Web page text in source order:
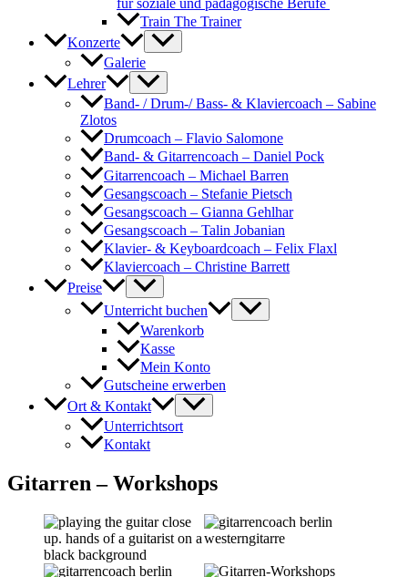
für soziale und pädagogische Berufe
Train The Trainer
Konzerte
Galerie
Lehrer
Band- / Drum-/ Bass- & Klaviercoach – Sabine
Zlotos
Drumcoach – Flavio Salomone
Band- & Gitarrencoach – Daniel Pock
Gitarrencoach – Michael Barren
Gesangscoach – Stefanie Pietsch
Gesangscoach – Gianna Gehlhar
Gesangscoach – Talin Jobanian
Klavier- & Keyboardcoach – Felix Flaxl
Klaviercoach – Christine Barrett
Preise
Unterricht buchen
Warenkorb
Kasse
Mein Konto
Gutscheine erwerben
Ort & Kontakt
Unterrichtsort
Kontakt
Gitarren – Workshops